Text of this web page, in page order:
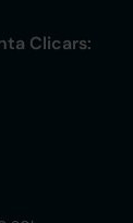
Clicars: